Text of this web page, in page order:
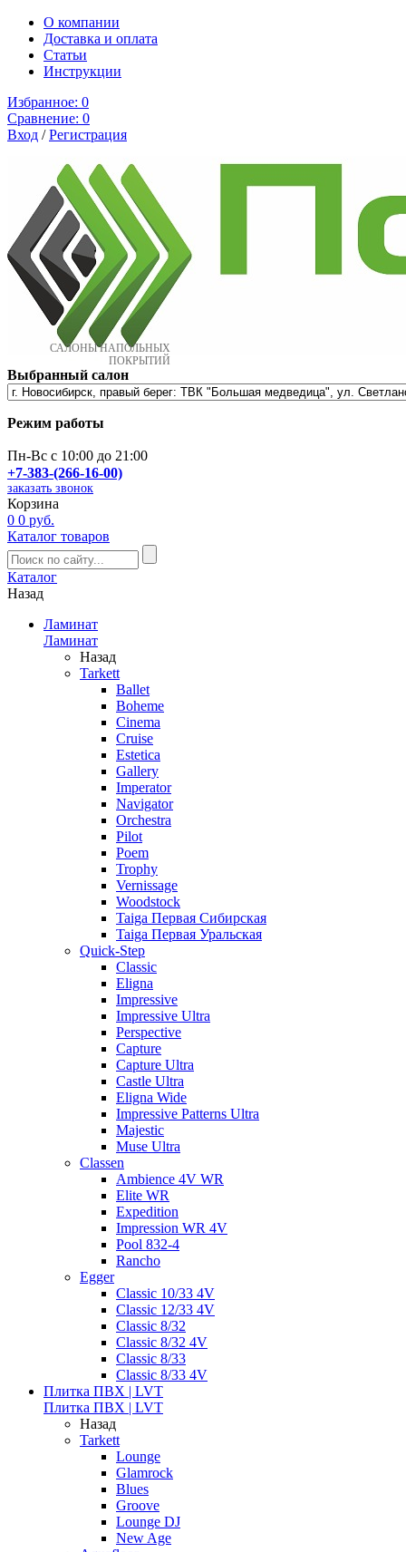
О компании
Доставка и оплата
Cтатьи
Инструкции
Избранное: 0
Сравнение: 0
Вход /Регистрация
САЛОНЫ НАПОЛЬНЫХ
ПОКРЫТИЙ
Выбранный салон
Режим работы
Пн-Вс с 10:00 до 21:00
+7-383-(266-16-00)
заказать звонок
Корзина
0 0 руб.
Каталог товаров
Каталог
Назад
Ламинат
Ламинат
Назад
Tarkett
Ballet
Boheme
Cinema
Cruise
Estetica
Gallery
Imperator
Navigator
Orchestra
Pilot
Poem
Trophy
Vernissage
Woodstock
Taiga Первая Сибирская
Taiga Первая Уральская
Quick-Step
Classic
Eligna
Impressive
Impressive Ultra
Perspective
Capture
Capture Ultra
Castle Ultra
Eligna Wide
Impressive Patterns Ultra
Majestic
Muse Ultra
Classen
Ambience 4V WR
Elite WR
Expedition
Impression WR 4V
Pool 832-4
Rancho
Egger
Classic 10/33 4V
Classic 12/33 4V
Classic 8/32
Classic 8/32 4V
Classic 8/33
Classic 8/33 4V
Плитка ПВХ | LVT
Плитка ПВХ | LVT
Назад
Tarkett
Lounge
Glamrock
Blues
Groove
Lounge DJ
New Age